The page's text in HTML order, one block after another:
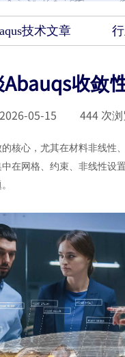
技术文章
收敛
2026-05-15 444 次
核心，尤其在材料非线性
在网格、约束、非线性设